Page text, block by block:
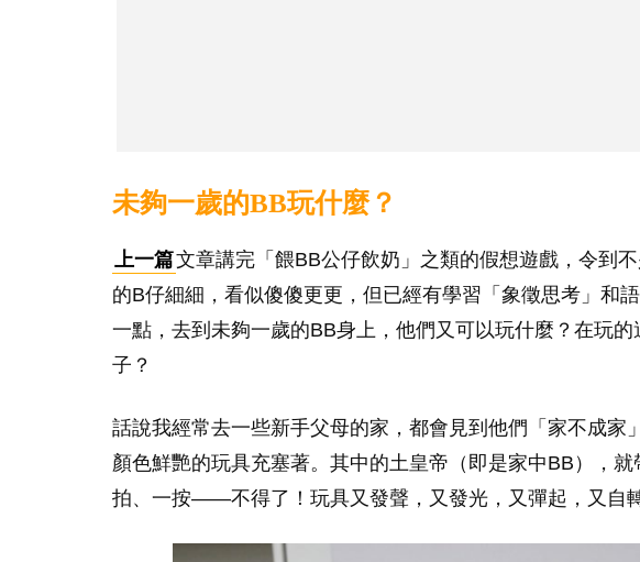
未夠一歲的BB玩什麼？
上一篇文章講完「餵BB公仔飲奶」之類的假想遊戲，令到
的B仔細細，看似傻傻更更，但已經有學習「象徵思考」和
一點，去到未夠一歲的BB身上，他們又可以玩什麼？在玩
子？
話說我經常去一些新手父母的家，都會見到他們「家不成家
顏色鮮艷的玩具充塞著。其中的土皇帝（即是家中BB），
拍、一按——不得了！玩具又發聲，又發光，又彈起，又自